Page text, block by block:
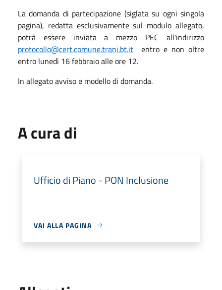
La domanda di partecipazione (siglata su ogni singola
pagina), redatta esclusivamente sul modulo allegato,
potrà essere inviata a mezzo PEC all'indirizzo
protocollo@cert.comune.trani.bt.it entro e non oltre
entro lunedì 16 febbraio alle ore 12.
In allegato avviso e modello di domanda.
A cura di
Ufficio di Piano - PON Inclusione
VAI ALLA PAGINA